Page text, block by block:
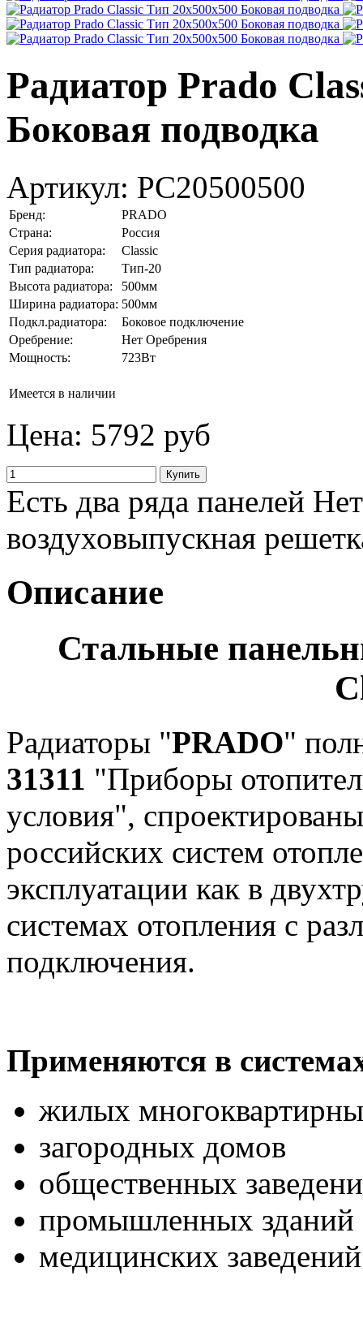
Радиатор Prado
Боковая подводка
Артикул: PC20500500
Бренд:
PRADO
Страна:
Россия
Серия радиатора:
Classic
Тип радиатора:
Тип-20
Высота радиатора:
500мм
Ширина радиатора: 500мм
Подкл.радиатора:
Боковое подключение
Оребрение:
Нет Оребрения
Мощность:
723Вт
Имеется в наличии
Цена: 5792 руб
Есть два ряда панелей
воздуховыпускная
Описание
Стальные
Радиаторы "PRADO"
31311 "Приборы
условия",
российских систем
эксплуатации как в
системах отопления с
подключения.
Применяются в
жилых
загородных домов
общественных
промышленных зданий
медицинских заведений